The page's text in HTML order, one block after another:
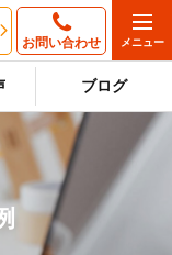
お問い合わせ
ブログ